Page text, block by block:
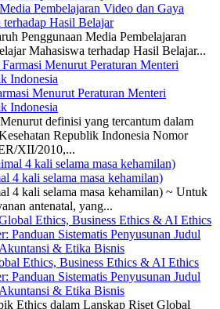
Pembelajaran Video dan Gaya
Hasil Belajar
Penggunaan Media Pembelajaran
Mahasiswa terhadap Hasil Belajar...
Menurut Peraturan Menteri
Indonesia
definisi yang tercantum dalam
Republik Indonesia Nomor
XII/2010,...
4 kali selama masa kehamilan)
4 kali selama masa kehamilan) ~ Untuk
antenatal, yang...
Ethics, Business Ethics & AI Ethics
Panduan Sistematis Penyusunan Judul
& Etika Bisnis
Ethics dalam Lanskap Riset Global